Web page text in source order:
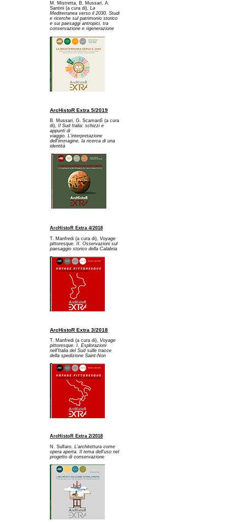
M. Mistretta, B. Mussari, A.
Santini (a cura di), La
Mediterranea verso il 2030. Studi
e ricerche sul patrimonio storico
e sui paesaggi antropici, tra
conservazione e rigenerazione
ArcHistoR Extra 5/2019
B. Mussari, G. Scamardì (a cura
di), Il Sud Italia: schizzi e
appunti di
viaggio. L'interpretazione
dell'immagine, la ricerca di una
identità
ArcHistoR Extra 4/2018
T. Manfredi (a cura di), Voyage
pittoresque. II. Osservazioni sul
paesaggio storico della Calabria
ArcHistoR Extra 3/2018
T. Manfredi (a cura di), Voyage
pittoresque. I. Esplorazioni
nell'Italia del Sud sulle tracce
della spedizione Saint-Non
ArcHistoR Extra 2/2018
N. Sulfaro, L'architettura come
opera aperta. Il tema dell'uso nel
progetto di conservazione